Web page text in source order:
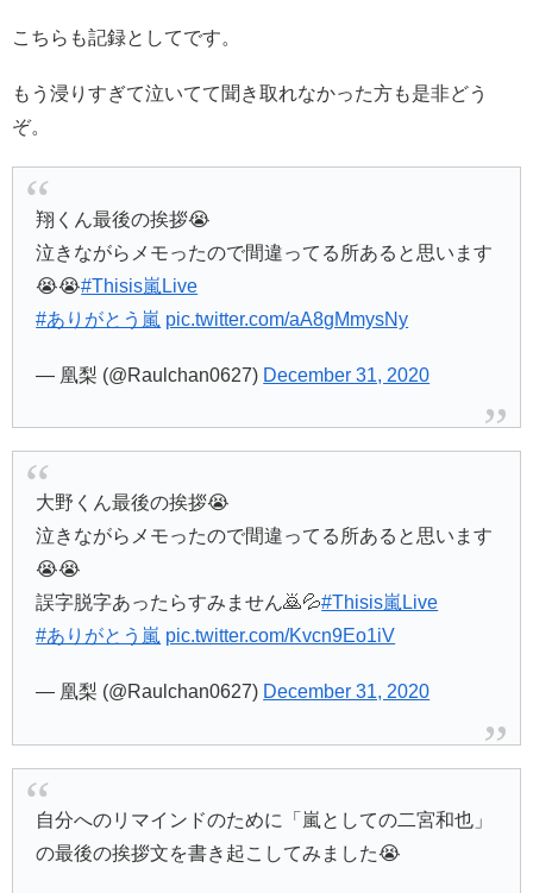
こちらも記録としてです。
もう浸りすぎて泣いてて聞き取れなかった方も是非どう
ぞ。
翔くん最後の挨拶😭
泣きながらメモったので間違ってる所あると思います
😭😭#Thisis嵐Live
#ありがとう嵐 pic.twitter.com/aA8gMmysNy
— 凰梨 (@Raulchan0627) December 31, 2020
大野くん最後の挨拶😭
泣きながらメモったので間違ってる所あると思います
😭😭
誤字脱字あったらすみません🙇💦#Thisis嵐Live
#ありがとう嵐 pic.twitter.com/Kvcn9Eo1iV
— 凰梨 (@Raulchan0627) December 31, 2020
自分へのリマインドのために「嵐としての二宮和也」
の最後の挨拶文を書き起こしてみました😭